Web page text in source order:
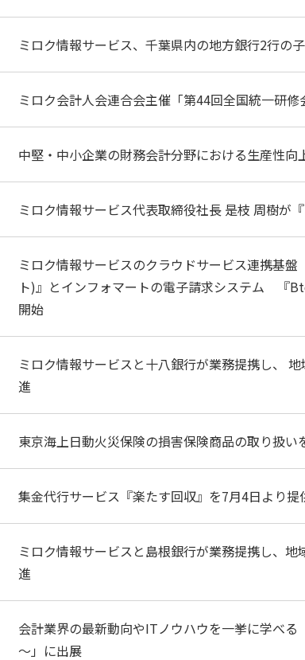
ミロク情報サービス、千葉県内の地方銀行2行の
ミロク会計人会連合会主催「第44回全国統一研
中堅・中小企業の財務会計分野における生産性向
ミロク情報サービス代表取締役社長 是枝 周樹
ミロク情報サービスのクラウドサービス連携基
ト)』とインフォマートの電子請求システム 『
開始
ミロク情報サービスと十八銀行が業務提携し、
進
東京海上日動火災保険の損害保険商品の取り扱い
集金代行サービス『楽たす回収』を7月4日より提
ミロク情報サービスと島根銀行が業務提携し、
進
会計業界の最新動向やITノウハウを一挙に学べ
～」に出展